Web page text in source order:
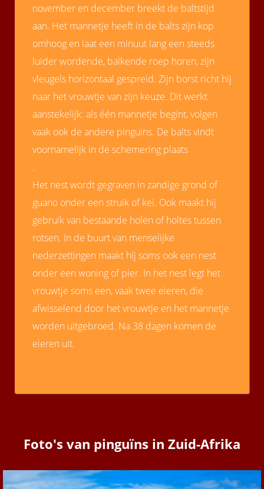
november en december breekt de baltstijd
aan. Het mannetje heeft in de balts zijn kop
omhoog en laat een minuut lang een steeds
luider wordende, balkende roep horen, zijn
vleugels horizontaal gespreid. Zijn borst richt hij
naar het vrouwtje van zijn keuze. Dit werkt
aanstekelijk: als één mannetje begint, volgen
vaak ook de andere pinguïns. De balts vindt
voornamelijk in de schemering plaats
.
Het nest wordt gegraven in zandige grond of
guano onder een struik of kei. Ook maakt hij
gebruik van bestaande holen of holtes tussen
rotsen. In de buurt van menselijke
nederzettingen maakt hij soms ook een nest
onder een woning of pier. In het nest legt het
vrouwtje soms een, vaak twee eieren, die
afwisselend door het vrouwtje en het mannetje
worden uitgebroed. Na 38 dagen komen de
eieren uit.
Foto's van pinguïns in Zuid-Afrika